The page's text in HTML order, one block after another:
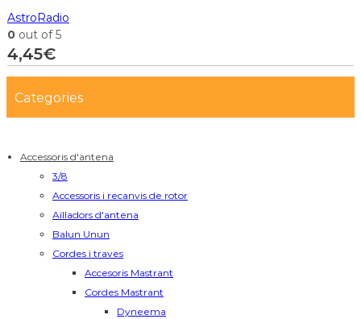
AstroRadio
0 out of 5
4,45€
Categories
Accessoris d'antena
3/8
Accessoris i recanvis de rotor
Aïlladors d'antena
Balun Unun
Cordes i traves
Accesoris Mastrant
Cordes Mastrant
Dyneema